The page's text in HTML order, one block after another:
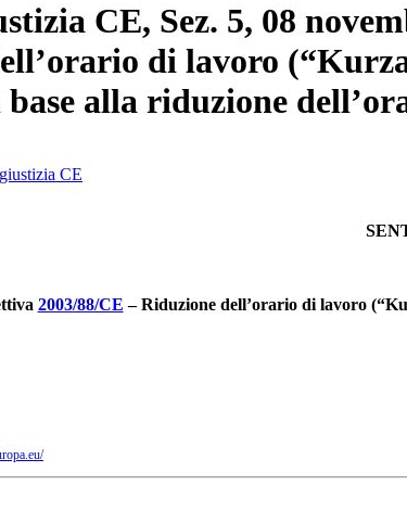
CE, Sez. 5, 08
di lavoro
alla riduzione
CE
2003/88/CE – Riduzione dell’orario di lavoro